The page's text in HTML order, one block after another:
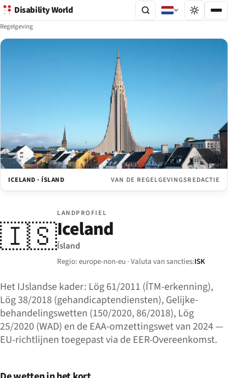
Disability World
Regelgeving
ICELAND · ÍSLAND VAN DE REGELGEVINGSREDACTIE
🇮🇸
LANDPROFIEL
Iceland
Ísland
Regio: europe-non-eu · Valuta van sancties:ISK
Het IJslandse kader: Lög 61/2011 (ÍTM-erkenning),
Lög 38/2018 (gehandicaptendiensten), Gelijke-
behandelingswetten (150/2020, 86/2018), Lög
25/2020 (WAD) en de EAA-omzettingswet van 2024 —
EU-richtlijnen toegepast via de EER-Overeenkomst.